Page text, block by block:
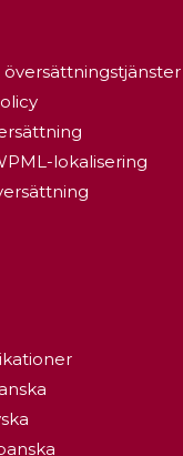
översättningstjänster
lokalisering